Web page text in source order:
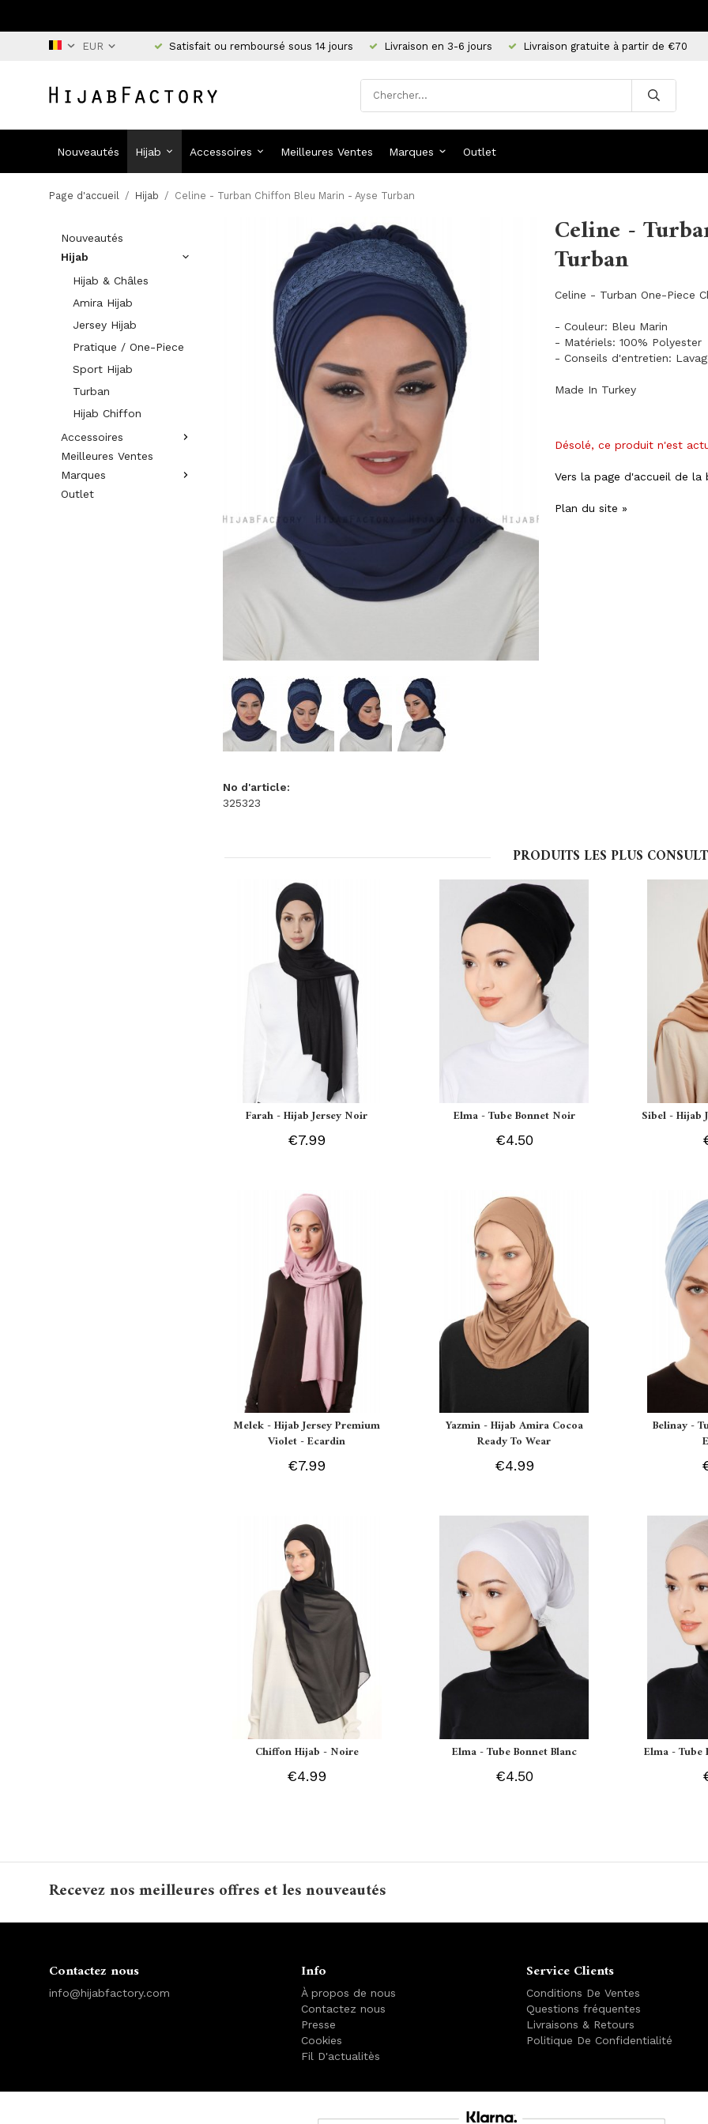
Satisfait ou remboursé sous 14 jours Livraison en 3-6 jours Livraison gratuite à partir de €70
Nouveautés Hijab Accessoires Meilleures Ventes Marques Outlet
Page d'accueil / Hijab / Celine - Turban Chiffon Bleu Marin - Ayse Turban
Nouveautés
Hijab
Hijab & Châles
Amira Hijab
Jersey Hijab
Pratique / One-Piece
Sport Hijab
Turban
Hijab Chiffon
Accessoires
Meilleures Ventes
Marques
Outlet
Celine -
Turban
Celine - Turban One-Piece
- Couleur: Bleu Marin
- Matériels: 100% Polyester
- Conseils d'entretien:
Made In Turkey
Désolé, ce produit n'est
Vers la page d'accueil de la
Plan du site »
No d'article:
325323
PRODUITS LES PLUS
Farah - Hijab Jersey Noir
€7.99
Elma - Tube Bonnet Noir
€4.50
Sibel - Hijab
Melek - Hijab Jersey Premium
Violet - Ecardin
€7.99
Yazmin - Hijab Amira Cocoa
Ready To Wear
€4.99
Belinay -
Chiffon Hijab - Noire
€4.99
Elma - Tube Bonnet Blanc
€4.50
Elma - Tube
Recevez nos meilleures offres et les nouveautés
Contactez nous
info@hijabfactory.com
Info
À propos de nous
Contactez nous
Presse
Cookies
Fil D'actualitès
Service Clients
Conditions De Ventes
Questions fréquentes
Livraisons & Retours
Politique De Confidentialité